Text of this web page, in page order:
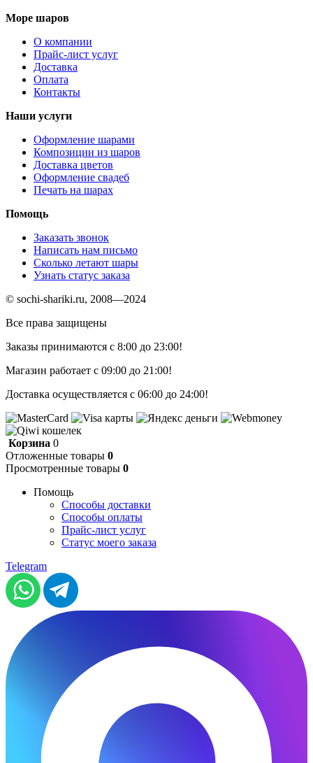
Море шаров
О компании
Прайс-лист услуг
Доставка
Оплата
Контакты
Наши услуги
Оформление шарами
Композиции из шаров
Доставка цветов
Оформление свадеб
Печать на шарах
Помощь
Заказать звонок
Написать нам письмо
Сколько летают шары
Узнать статус заказа
© sochi-shariki.ru, 2008—2024
Все права защищены
Заказы принимаются с 8:00 до 23:00!
Магазин работает с 09:00 до 21:00!
Доставка осуществляется с 06:00 до 24:00!
Корзина 0
Отложенные товары 0
Просмотренные товары 0
Помощь
Способы доставки
Способы оплаты
Прайс-лист услуг
Статус моего заказа
Telegram